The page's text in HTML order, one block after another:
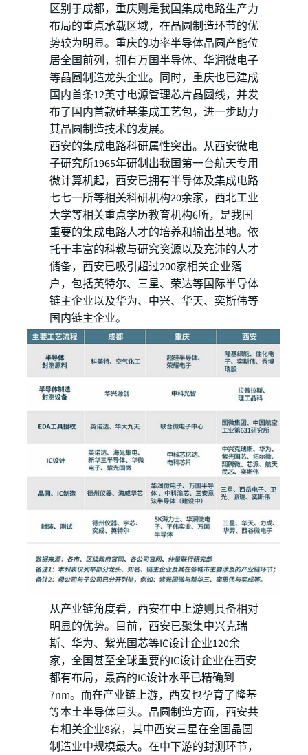
区别于成都，重庆则是我国集成电路生产力
布局的重点承载区域，在晶圆制造环节的优
势较为明显。重庆的功率半导体晶圆产能位
居全国前列，拥有万国半导体、华润微电子
等晶圆制造龙头企业。同时，重庆也已建成
国内首条12英寸电源管理芯片晶圆线，并发
布了国内首款硅基集成工艺包，进一步助力
其晶圆制造技术的发展。
西安的集成电路科研属性突出。从西安微电
子研究所1965年研制出我国第一台航天专用
微计算机起，西安已拥有半导体及集成电路
七七一所等相关科研机构20余家，西北工业
大学等相关重点学历教育机构6所，是我国
重要的集成电路人才的培养和输出基地。依
托于丰富的科教与研究资源以及充沛的人才
储备，西安已吸引超过200家相关企业落
户，包括英特尔、三星、荣达等国际半导体
链主企业以及华为、中兴、华天、奕斯伟等
国内链主企业。
从产业链角度看，西安在中上游则具备相对
明显的优势。目前，西安已聚集中兴克瑞
斯、华为、紫光国芯等IC设计企业120余
家，全国甚至全球重要的IC设计企业在西安
都有布局，最高的IC设计水平已精确到
7nm。而在产业链上游，西安也孕育了隆基
等本土半导体巨头。晶圆制造方面，西安共
有相关企业8家，其中西安三星在全国晶圆
制造业中规模最大。在中下游的封测环节，